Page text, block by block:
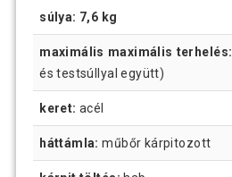
súlya: 7,6 kg
maximális maximális terhelés:
és testsúllyal együtt)
keret: acél
háttámla: műbőr kárpitozott